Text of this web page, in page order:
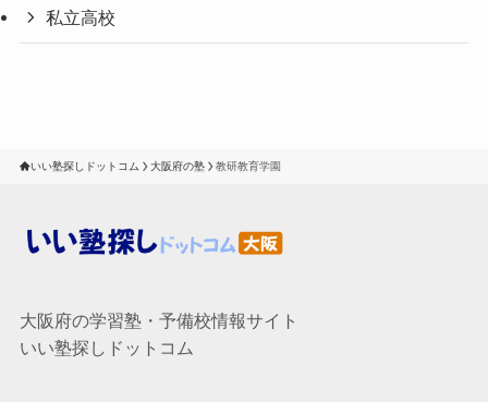
私立高校
いい塾探しドットコム 大阪府の塾 教研教育学園
大阪府の学習塾・予備校情報サイト
いい塾探しドットコム